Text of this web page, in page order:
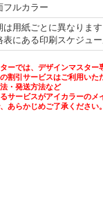
フルカラー
は用紙ごとに異なりま
表にある印刷スケジュ
ーでは、デザインマスター
割引サービスはご利用いた
・発送方法など
サービスがアイカラーのメ
あらかじめご了承ください